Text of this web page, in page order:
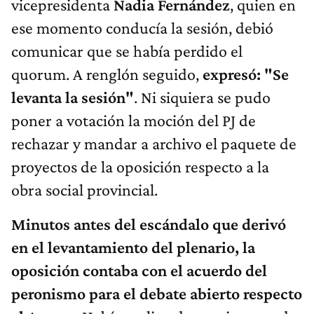
vicepresidenta Nadia Fernández, quien en
ese momento conducía la sesión, debió
comunicar que se había perdido el
quorum. A renglón seguido, expresó: "Se
levanta la sesión". Ni siquiera se pudo
poner a votación la moción del PJ de
rechazar y mandar a archivo el paquete de
proyectos de la oposición respecto a la
obra social provincial.
Minutos antes del escándalo que derivó
en el levantamiento del plenario, la
oposición contaba con el acuerdo del
peronismo para el debate abierto respecto